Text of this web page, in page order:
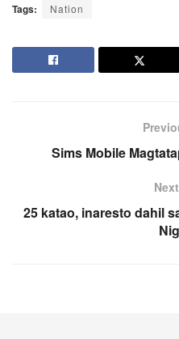
Tags: Nation
Sims Mobile
25 katao, inaresto dahil